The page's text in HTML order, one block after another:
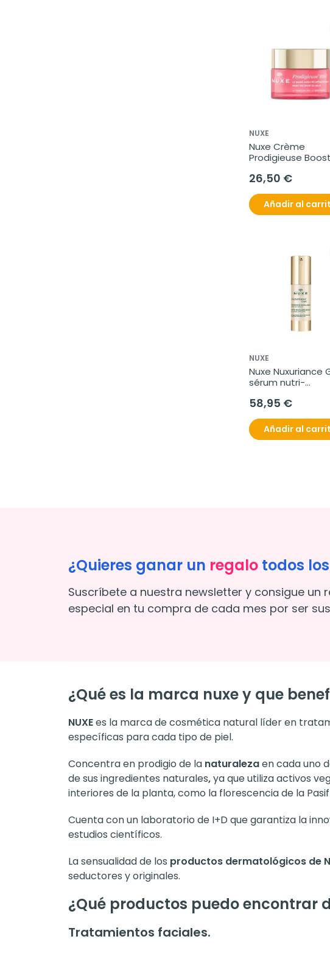
NUXE
Nuxe Crème
Prodigieuse Boost
recuperador
26,50 €
Añadir al
NUXE
Nuxe Nuxuriance
sérum nutri-
58,95 €
Añadir al
¿Quieres ganar un regalo todos
Suscríbete a nuestra newsletter y consigue un
especial en tu compra de cada mes por ser
¿Qué es la marca nuxe y que
NUXEes la marca de cosmética natural líder en
específicas para cada tipo de piel.
Concentra en prodigio de la naturalezaen cada uno
de sus ingredientes naturales,ya que utiliza activos
interiores de la planta, como la florescencia de la
Cuenta con un laboratorio de I+D que garantiza la
estudios científicos.
La sensualidad de los productos dermatológicos de
seductores y originales.
¿Qué productos puedo encontrar
Tratamientos faciales.